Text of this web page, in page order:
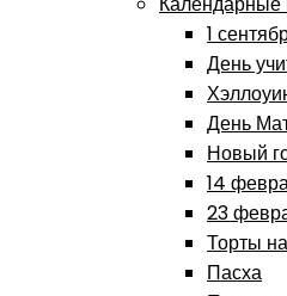
1
День
День
Новый
14
23
Торты
Пасха